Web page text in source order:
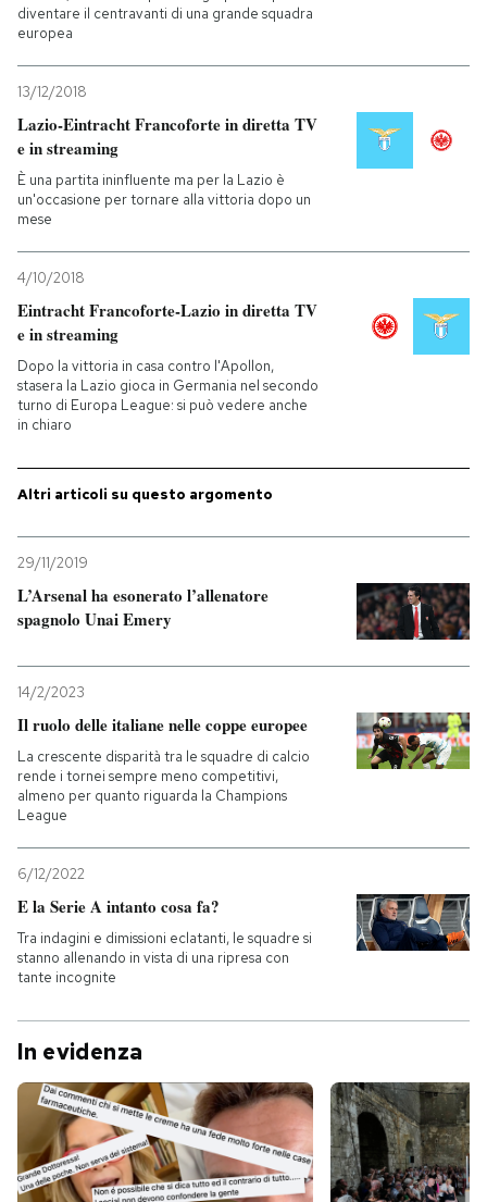
diventare il centravanti di una grande squadra
europea
13/12/2018
Lazio-Eintracht Francoforte in diretta TV
e in streaming
È una partita ininfluente ma per la Lazio è
un'occasione per tornare alla vittoria dopo un
mese
4/10/2018
Eintracht Francoforte-Lazio in diretta TV
e in streaming
Dopo la vittoria in casa contro l'Apollon,
stasera la Lazio gioca in Germania nel secondo
turno di Europa League: si può vedere anche
in chiaro
Altri articoli su questo argomento
29/11/2019
L’Arsenal ha esonerato l’allenatore
spagnolo Unai Emery
14/2/2023
Il ruolo delle italiane nelle coppe europee
La crescente disparità tra le squadre di calcio
rende i tornei sempre meno competitivi,
almeno per quanto riguarda la Champions
League
6/12/2022
E la Serie A intanto cosa fa?
Tra indagini e dimissioni eclatanti, le squadre si
stanno allenando in vista di una ripresa con
tante incognite
In evidenza